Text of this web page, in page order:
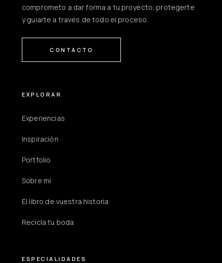
comprometo a dar forma a tu proyecto, protegerte
y guiarte a través de todo el proceso.
CONTACTO
EXPLORAR
Experiencias
Inspiración
Portfolio
Sobre mí
El libro de vuestra historia
Recicla tu boda
ESPECIALIDADES